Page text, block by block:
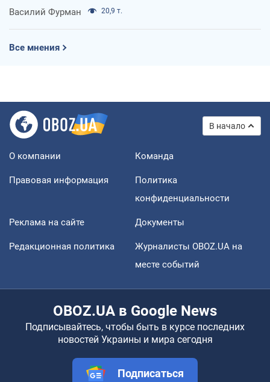
Василий Фурман 20,9 т.
Все мнения
В начало
О компании Команда
Правовая информация
Политика
конфиденциальности
Реклама на сайте Документы
Редакционная политика
Журналисты OBOZ.UA на
месте событий
OBOZ.UA в Google News
Подписывайтесь, чтобы быть в курсе последних
новостей Украины и мира сегодня
Подписаться